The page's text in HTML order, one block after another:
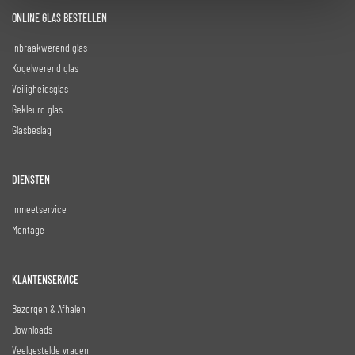
ONLINE GLAS BESTELLEN
Inbraakwerend glas
Kogelwerend glas
Veiligheidsglas
Gekleurd glas
Glasbeslag
DIENSTEN
Inmeetservice
Montage
KLANTENSERVICE
Bezorgen & Afhalen
Downloads
Veelgestelde vragen